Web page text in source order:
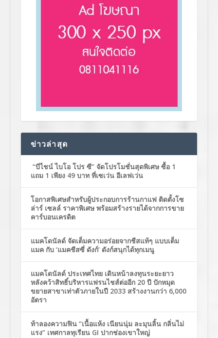
ข่าวล่าสุด
“บีไชน์ ไบโอ โปร ซี” จัดโปรโมชั่นสุดพิเศษ ซื้อ 1
แถม 1 เพียง 49 บาท ที่เซเว่น อีเลฟเว่น
โอกาสพิเศษสำหรับผู้ประกอบการร้านกาแฟ ติดตั้งโซ
ล่าร์ เซลล์ ราคาพิเศษ พร้อมสร้างรายได้จากการขาย
คาร์บอนเครดิต
แมคโดนัลด์ จัดเต็มความอร่อยจากชีสแท้ๆ แบบเต็ม
แมค กับ ‘แมคชีสซี่ ดังก์’ ดังก์สนุกได้ทุกเมนู
แมคโดนัลด์ ประเทศไทย เดินหน้าลงทุนระยะยาว
หลังคว้าสิทธิ์บริหารแฟรนไชส์ต่ออีก 20 ปี ปักหมุด
ขยายสาขาเท่าตัวภายในปี 2033 สร้างงานกว่า 6,000
อัตรา
ท้าลองความฟิน “เนื้อแห้ง เนียนนุ่ม ละมุนลิ้น กลิ่นไม่
แรง” เทศกาลทุเรียน GI ปากช่องเขาใหญ่